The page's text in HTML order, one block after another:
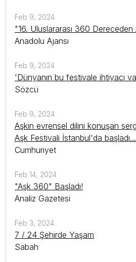
Feb 9, 2024
"16. Uluslararası 360 Dereceden
Anadolu Ajansı
Feb 9, 2024
'Dünyanın bu festivale ihtiyacı
Sözcü
Feb 9, 2024
Aşkın evrensel dilini konuşan
Aşk Festivali İstanbul'da başladı...
Cumhuriyet
Feb 14, 2024
"Aşk 360" Başladı!
Analiz Gazetesi
Feb 3, 2024
7 / 24 Şehirde Yaşam
Sabah